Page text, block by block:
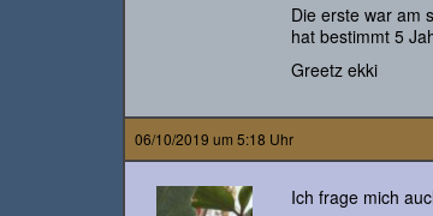
Die erste war am
hat bestimmt 5
Greetz ekki
06/10/2019 um 5:18 Uhr
Ich frage mich